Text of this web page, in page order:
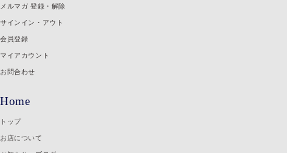
メルマガ 登録・解除
サインイン・アウト
会員登録
マイアカウント
お問合わせ
Home
トップ
お店について